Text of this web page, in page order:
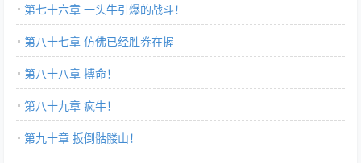
第七十六章 一头牛引爆的战斗！
第八十七章 仿佛已经胜券在握
第八十八章 搏命！
第八十九章 疯牛！
第九十章 扳倒骷髅山！